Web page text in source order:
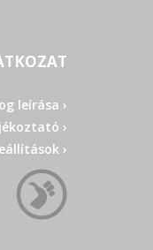
leírása ›
›
›